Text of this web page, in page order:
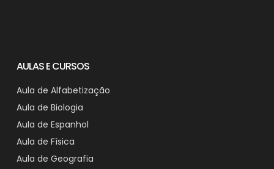
AULAS E CURSOS
Aula de Alfabetização
Aula de Biologia
Aula de Espanhol
Aula de Física
Aula de Geografia